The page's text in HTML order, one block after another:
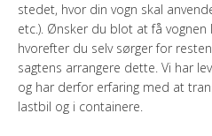
stedet, hvor din vogn skal
etc.). Ønsker du blot at få
hvorefter du selv sørger for
sagtens arrangere dette. Vi har
og har derfor erfaring med at
lastbil og i containere.